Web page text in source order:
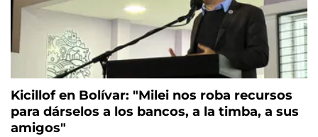
Kicillof en Bolívar: "Milei nos roba recursos
para dárselos a los bancos, a la timba, a sus
amigos"